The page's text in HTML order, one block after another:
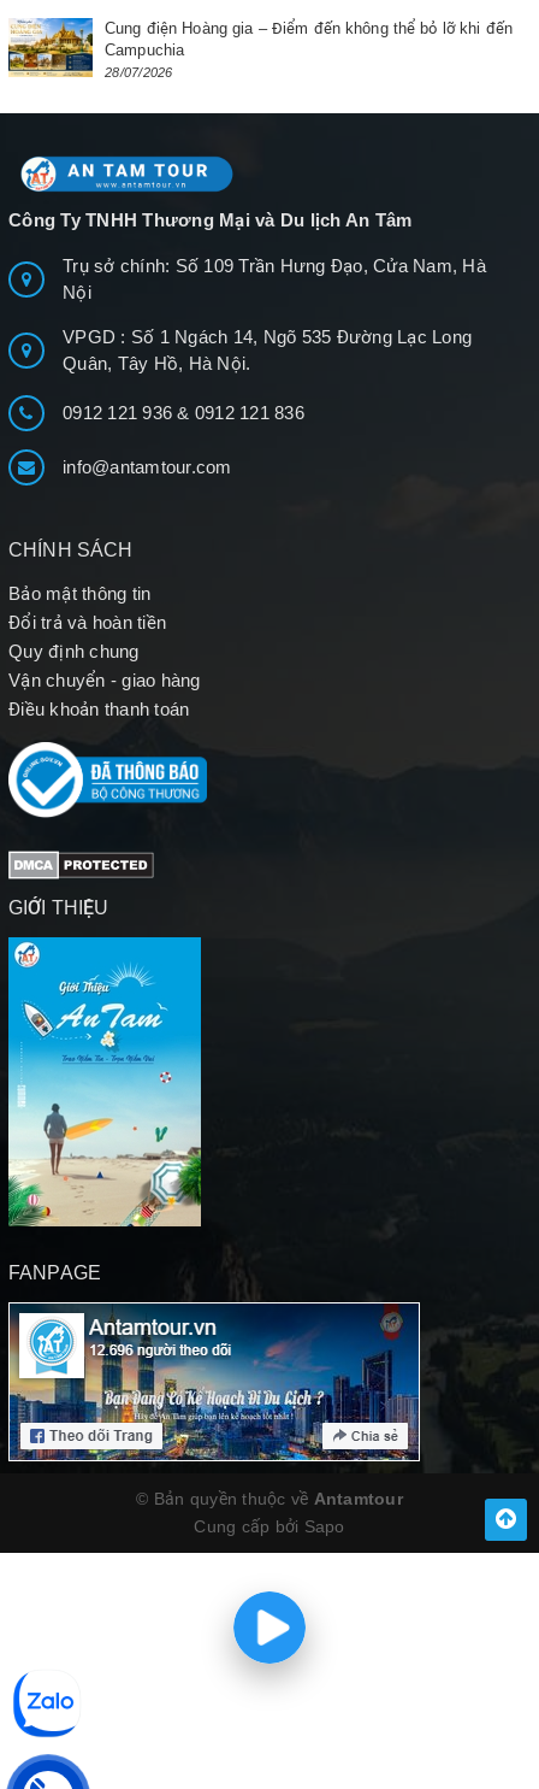
Cung điện Hoàng gia – Điểm đến không thể bỏ lỡ khi đến
Campuchia
28/07/2026
Công Ty TNHH Thương Mại và Du lịch An Tâm
Trụ sở chính: Số 109 Trần Hưng Đạo, Cửa Nam, Hà
Nội
VPGD : Số 1 Ngách 14, Ngõ 535 Đường Lạc Long
Quân, Tây Hồ, Hà Nội.
0912 121 936& 0912 121 836
info@antamtour.com
CHÍNH SÁCH
Bảo mật thông tin
Đổi trả và hoàn tiền
Quy định chung
Vận chuyển - giao hàng
Điều khoản thanh toán
GIỚI THIỆU
FANPAGE
© Bản quyền thuộc về Antamtour
Cung cấp bởi Sapo